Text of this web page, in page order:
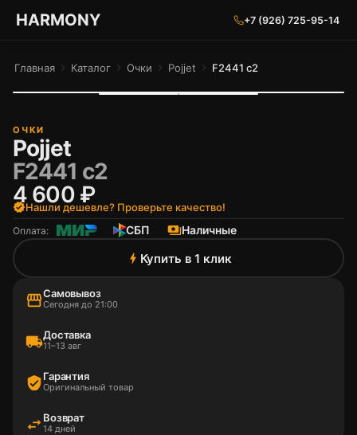
ГАРМОНИЯ ГЛАЗ
HARMONY +7 (926) 725-95-14
Главная chevron_right Каталог chevron_right Очки chevron_right Pojjet chevron_right F2441 c2
ОЧКИ
Pojjet
F2441 c2
4 600 ₽
verifiedНашли дешевле? Проверьте качество!
Оплата: СБП paymentsНаличные
bolt Купить в 1 клик
storefrontСамовывоз
Сегодня до 21:00
local_shippingДоставка
11–13 авг
verified_userГарантия
Оригинальный товар
swap_horiz Возврат
14 дней